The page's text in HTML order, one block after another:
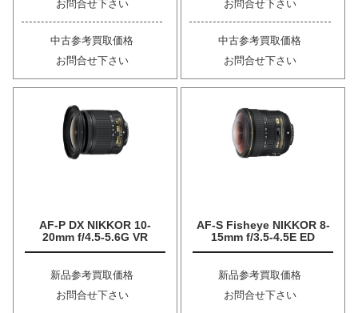
お問合せ下さい
中古参考買取価格
お問合せ下さい
お問合せ下さい
中古参考買取価格
お問合せ下さい
AF-P DX NIKKOR 10-
20mm f/4.5-5.6G VR
新品参考買取価格
お問合せ下さい
AF-S Fisheye NIKKOR 8-
15mm f/3.5-4.5E ED
新品参考買取価格
お問合せ下さい